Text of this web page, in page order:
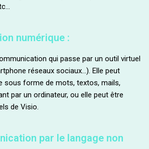
numérique :
qui passe par un outil virtuel
réseaux sociaux…). Elle peut
sous forme de mots, textos, mails,
par un ordinateur, ou elle peut être
de Visio.
par le langage non